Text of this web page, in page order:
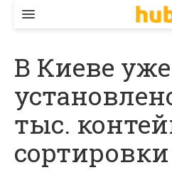
ЕКОНОМІКА
БІЗНЕС
СТАРТЕР
КОНТАКТИ
В Киеве уже
тыс.